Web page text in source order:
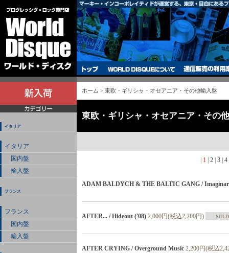
イタリア
イタリア
国内盤
輸入盤
フランス
フランス
国内盤
輸入盤
ホーム > 東欧・ギリシャ・オセアニア・その他輸入盤
東欧・ギリシャ・オセアニア・その
1 |2 |3 |4
ADAM BALDYCH & THE BALTIC GANG /
AFTER... / Hideout ('08) 2,000円(税込2,200円)
AFTER CRYING / Overground Music 2,200円(税込